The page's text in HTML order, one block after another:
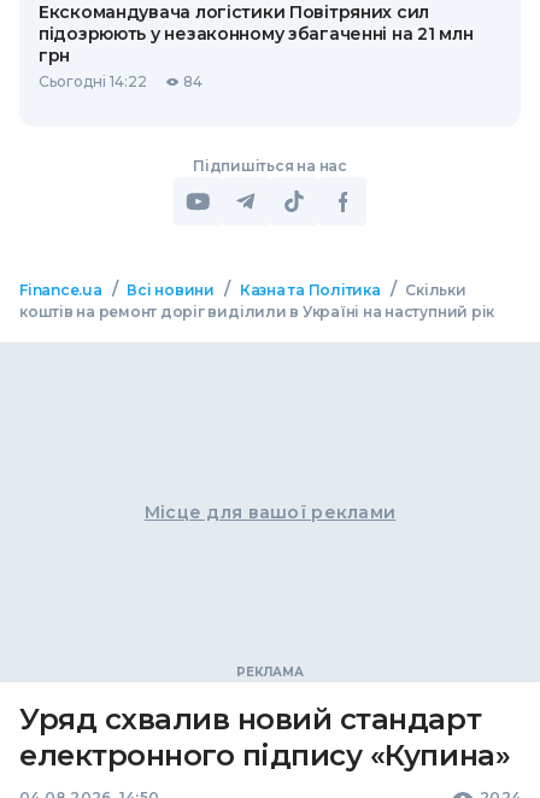
Екскомандувача логістики Повітряних сил
підозрюють у незаконному збагаченні на 21 млн
грн
Сьогодні 14:22 84
Підпишіться на нас
Finance.ua / Всі новини / Казна та Політика / Скільки
коштів на ремонт доріг виділили в Україні на наступний рік
Місце для вашої реклами
Уряд схвалив новий стандарт
електронного підпису «Купина»